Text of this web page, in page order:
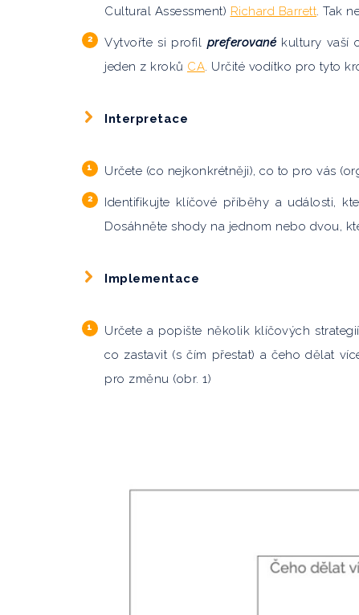
Cultural Assessment) Richard Barrett. Tak
Vytvořte si profil preferovanékultury vaší
jeden z kroků CA. Určité vodítko pro tyto
Interpretace
Určete (co nejkonkrétněji), co to pro vás
Identifikujte klíčové příběhy a události,
Dosáhněte shody na jednom nebo dvou,
Implementace
Určete a popište několik klíčových
co zastavit (s čím přestat) a čeho dělat
pro změnu (obr. 1)